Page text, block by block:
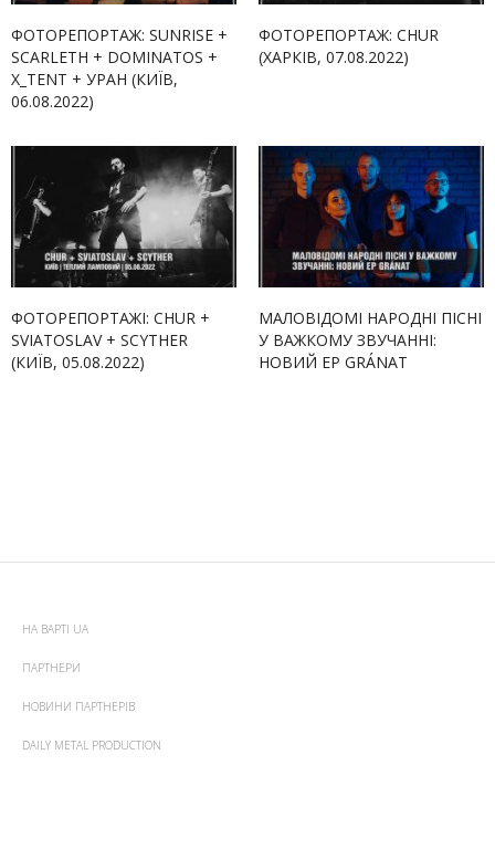
ФОТОРЕПОРТАЖ: SUNRISE +
SCARLETH + DOMINATOS +
X_TENT + УРАН (КИЇВ,
06.08.2022)
ФОТОРЕПОРТАЖ: CHUR
(ХАРКІВ, 07.08.2022)
ФОТОРЕПОРТАЖІ: CHUR +
SVIATOSLAV + SCYTHER
(КИЇВ, 05.08.2022)
МАЛОВІДОМІ НАРОДНІ ПІСНІ
У ВАЖКОМУ ЗВУЧАННІ:
НОВИЙ EP GRÁNAT
НА ВАРТІ UA
ПАРТНЕРИ
НОВИНИ ПАРТНЕРІВ
DAILY METAL PRODUCTION